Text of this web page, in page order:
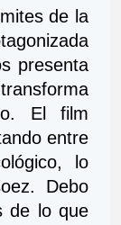
de la
presenta
El film
entre
lo
Debo
de lo que